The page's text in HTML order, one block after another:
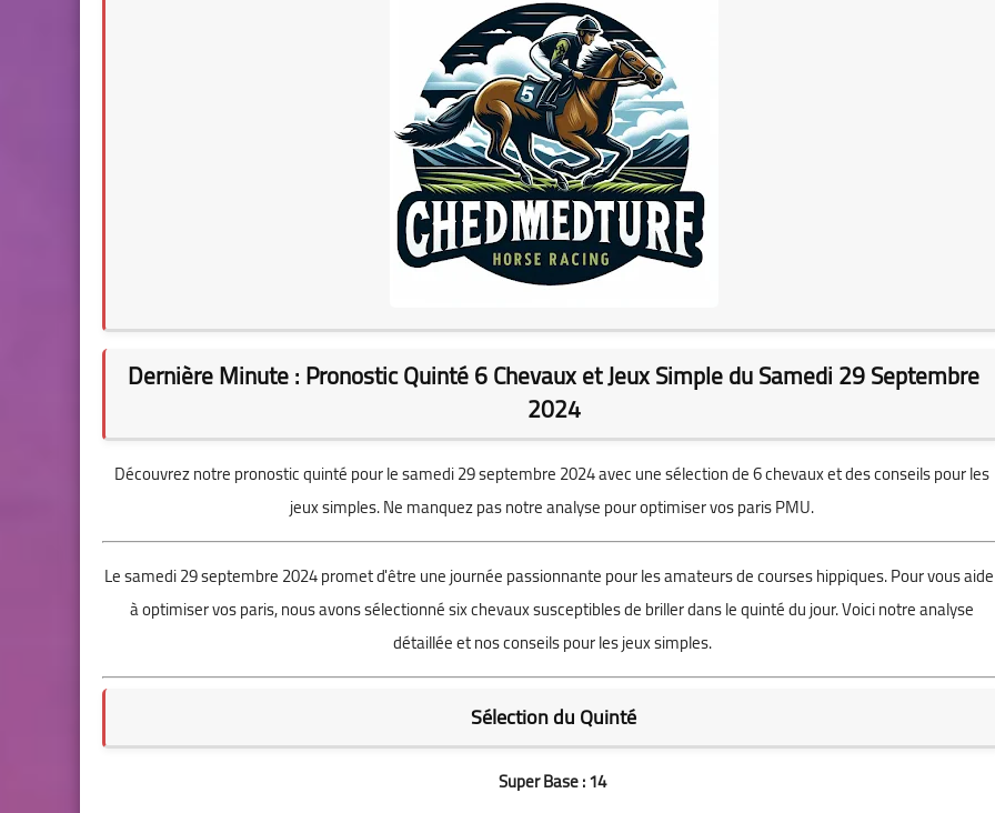
Dernière Minute : Pronostic Quinté 6 Chevaux et Jeux Simple du Samedi 29 Septembre
2024
Découvrez notre pronostic quinté pour le samedi 29 septembre 2024 avec une sélection de 6 chevaux et des conseils pour les
jeux simples. Ne manquez pas notre analyse pour optimiser vos paris PMU.
Le samedi 29 septembre 2024 promet d'être une journée passionnante pour les amateurs de courses hippiques. Pour vous
à optimiser vos paris, nous avons sélectionné six chevaux susceptibles de briller dans le quinté du jour. Voici notre analyse
détaillée et nos conseils pour les jeux simples.
Sélection du Quinté
Super Base : 14